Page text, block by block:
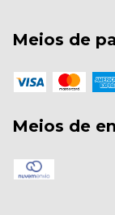
Meios de
Meios de